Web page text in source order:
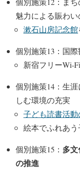
魅力による賑わい
漱石山房記念館
個別施策13：国
新宿フリーWi-
個別施策14：生
しむ環境の充実
子ども読書活動
絵本でふれあ
個別施策15： 多
の推進